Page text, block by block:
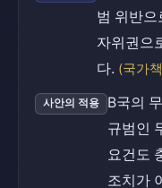
범 위반
자위권으
다. (국가
사안의 적용
B국의
규범인
요건도
조치가